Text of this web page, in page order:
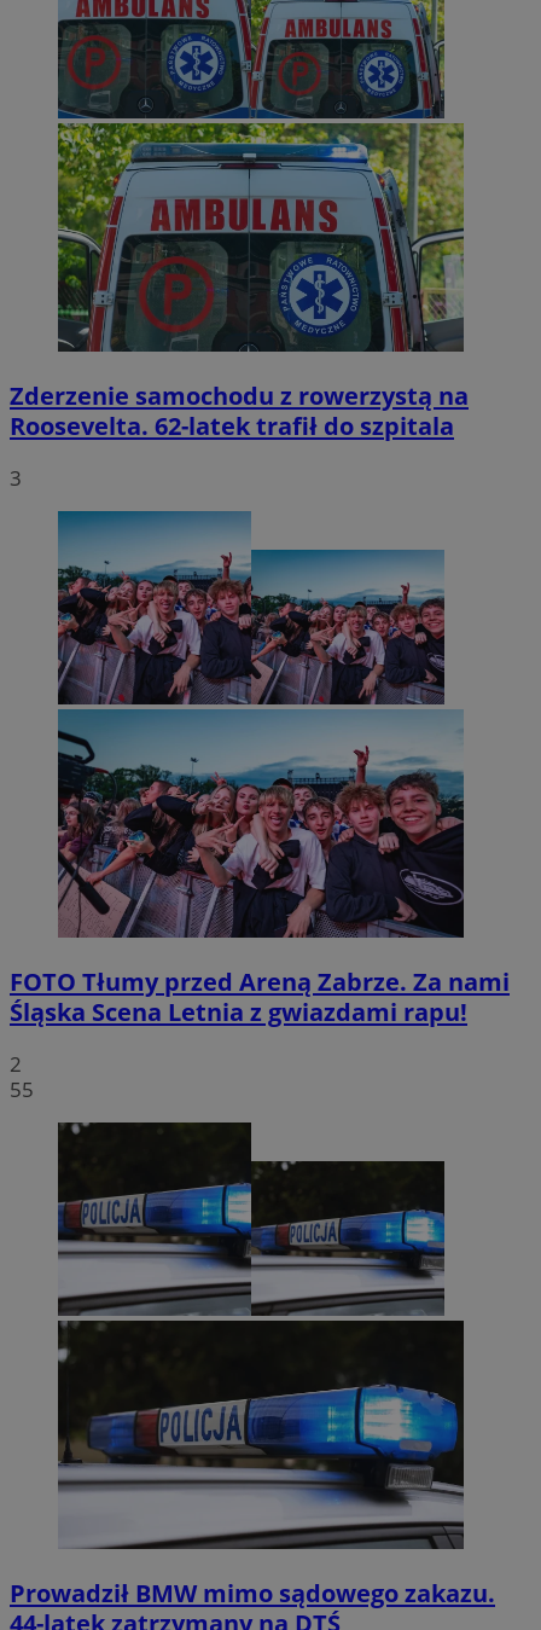
Zderzenie samochodu z rowerzystą na
Roosevelta. 62-latek trafił do szpitala
3
FOTO Tłumy przed Areną Zabrze. Za nami
Śląska Scena Letnia z gwiazdami rapu!
2
55
Prowadził BMW mimo sądowego zakazu.